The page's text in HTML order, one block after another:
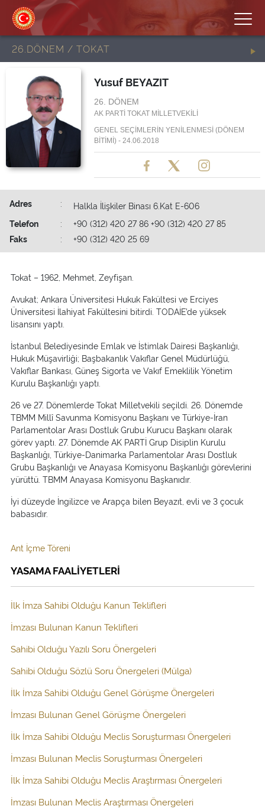
26.DÖNEM / TOKAT
Yusuf BEYAZIT
26. DÖNEM
AK PARTİ TOKAT MİLLETVEKİLİ
GENEL SEÇİMLERİN YENİLENMESİ (DÖNEM
BİTİMİ) - 24.06.2018
Adres :
Halkla İlişkiler Binası 6.Kat E-606
Telefon
:
+90 (312) 420 27 86 +90 (312) 420 27 85
Faks
: +90 (312) 420 25 69
Tokat – 1962, Mehmet, Zeyfişan.
Avukat; Ankara Üniversitesi Hukuk Fakültesi ve Erciyes
Üniversitesi İlahiyat Fakültesini bitirdi. TODAİE’de yüksek
lisansını yaptı.
İstanbul Belediyesinde Emlak ve İstimlak Dairesi Başkanlığı,
Hukuk Müşavirliği; Başbakanlık Vakıflar Genel Müdürlüğü,
Vakıflar Bankası, Güneş Sigorta ve Vakıf Emeklilik Yönetim
Kurulu Başkanlığı yaptı.
26 ve 27. Dönemlerde Tokat Milletvekili seçildi. 26. Dönemde
TBMM Millî Savunma Komisyonu Başkanı ve Türkiye-İran
Parlamentolar Arası Dostluk Grubu Kurucu Başkanı olarak
görev yaptı. 27. Dönemde AK PARTİ Grup Disiplin Kurulu
Başkanlığı, Türkiye-Danimarka Parlamentolar Arası Dostluk
Grubu Başkanlığı ve Anayasa Komisyonu Başkanlığı görevlerini
yürüttü. TBMM Anayasa Komisyonu Başkanıdır.
İyi düzeyde İngilizce ve Arapça bilen Beyazıt, evli ve 3 çocuk
babasıdır.
Ant İçme Töreni
YASAMA FAALİYETLERİ
İlk İmza Sahibi Olduğu Kanun Teklifleri
İmzası Bulunan Kanun Teklifleri
Sahibi Olduğu Yazılı Soru Önergeleri
Sahibi Olduğu Sözlü Soru Önergeleri (Mülga)
İlk İmza Sahibi Olduğu Genel Görüşme Önergeleri
İmzası Bulunan Genel Görüşme Önergeleri
İlk İmza Sahibi Olduğu Meclis Soruşturması Önergeleri
İmzası Bulunan Meclis Soruşturması Önergeleri
İlk İmza Sahibi Olduğu Meclis Araştırması Önergeleri
İmzası Bulunan Meclis Araştırması Önergeleri